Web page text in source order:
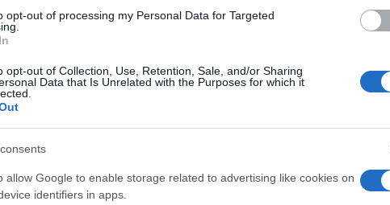
opt-out of processing my Personal Data for Targeted
opt-out of Collection, Use, Retention, Sale, and/or Sharing
Data that Is Unrelated with the Purposes for which it
allow Google to enable storage related to advertising like cookies on
identifiers in apps.
σημείο όπου πετάς τα ρούχα
για ντουλάπα”, στην είσοδο
να ισορροπείς σαν
να λειτουργήσει ακόμα και σαν
του. Αν έχει και
μικρό θησαυρό. Το μυστικό
με ύφασμα και χρώμα που να
Οι σχεδιαστές
δίνουνευελιξία